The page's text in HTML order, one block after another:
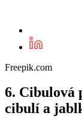
Freepik.com
6. Cibulová
cibulí a